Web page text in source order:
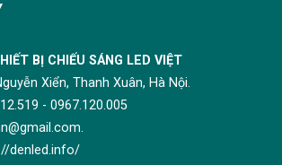
BỊ CHIẾU SÁNG LED VIỆT
Xiển, Thanh Xuân, Hà Nội.
- 0967.120.005
denled.info/